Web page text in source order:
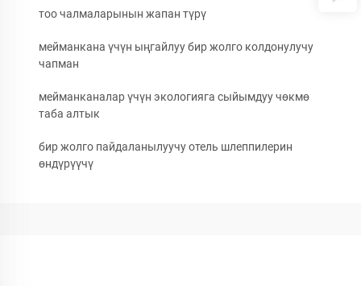
тоо чалмаларынын жапан түрү
мейманкана үчүн ыңгайлуу бир жолго колдонулучу
чапман
мейманканалар үчүн экологияга сыйымдуу чөкмө
таба алтык
бир жолго пайдаланылуучу отель шлеппилерин
өндүрүүчү